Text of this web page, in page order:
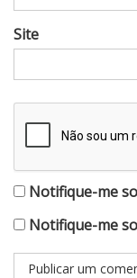
Site
Notifique-me
Notifique-me